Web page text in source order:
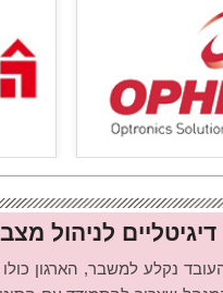
דיגיטליים לניהול
נקלע למשבר, הארגון